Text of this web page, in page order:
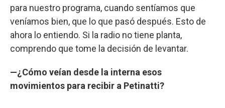
para nuestro programa, cuando sentíamos que
veníamos bien, que lo que pasó después. Esto de
ahora lo entiendo. Si la radio no tiene planta,
comprendo que tome la decisión de levantar.
—¿Cómo veían desde la interna esos
movimientos para recibir a Petinatti?